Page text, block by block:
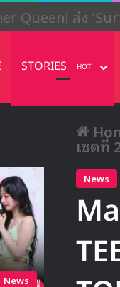
ดินหน้าโปรเจคต์
STORIES HOT
เซตที่
News
News